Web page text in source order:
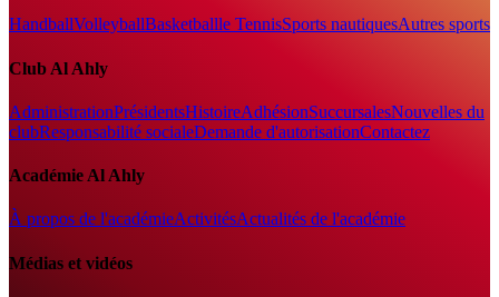
HandballVolleyballBasketballle TennisSports nautiquesAutres sports
Club Al Ahly
AdministrationPrésidentsHistoireAdhésionSuccursalesNouvelles du
clubResponsabilité socialeDemande d'autorisationContactez
Académie Al Ahly
À propos de l'académieActivitésActualités de l'académie
Médias et vidéos